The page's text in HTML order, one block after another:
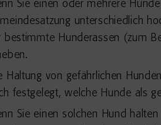
Sie einen oder mehrere
unterschiedlich
bestimmte Hunderassen (zum
Haltung von gefährlichen
festgelegt, welche Hunde als
Sie einen solchen Hund